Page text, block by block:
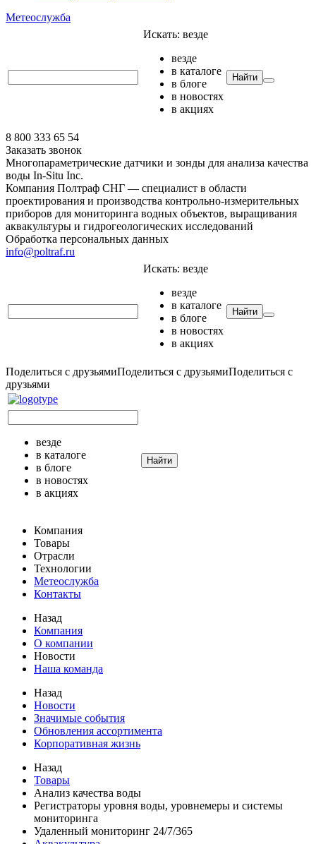
Метеослужба
Искать: везде
везде
в каталоге
в блоге
в новостях
в акциях
Найти
8 800 333 65 54
Заказать звонок
Многопараметрические датчики и зонды для анализа качества
воды In-Situ Inc.
Компания Полтраф СНГ — специалист в области
проектирования и производства контрольно-измерительных
приборов для мониторинга водных объектов, выращивания
аквакультуры и гидрогеологических исследований
Обработка персональных данных
info@poltraf.ru
Искать: везде
везде
в каталоге
в блоге
в новостях
в акциях
Найти
Поделиться с друзьямиПоделиться с друзьямиПоделиться с
друзьями
везде
в каталоге
в блоге
в новостях
в акциях
Найти
Компания
Товары
Отрасли
Технологии
Метеослужба
Контакты
Назад
Компания
О компании
Новости
Наша команда
Назад
Новости
Значимые события
Обновления ассортимента
Корпоративная жизнь
Назад
Товары
Анализ качества воды
Регистраторы уровня воды, уровнемеры и системы
мониторинга
Удаленный мониторинг 24/7/365